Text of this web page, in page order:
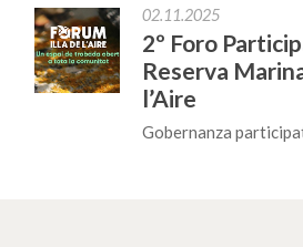
02.11.2025
2º Foro
Reserva
l’Aire
Gobernanza